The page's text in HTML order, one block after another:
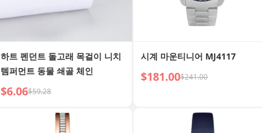
하트 펜던트 돌고래 목걸이 니치
템퍼먼트 동물 쇄골 체인
$6.06$59.28
시계 마운티니어 MJ4117
$181.00$241.00